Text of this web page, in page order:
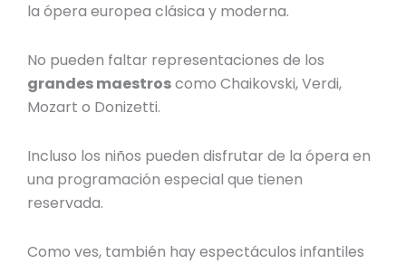
la ópera europea clásica y moderna.
No pueden faltar representaciones de los
grandes maestroscomoChaikovski, Verdi,
Mozart o Donizetti.
Incluso los niños pueden disfrutar de la ópera en
una programación especial que tienen
reservada.
Como ves, también hayespectáculos infantiles